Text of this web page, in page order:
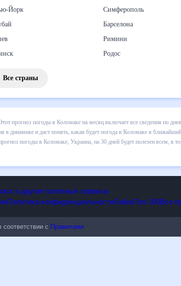
Йорк
Симферополь
Барселона
Римини
Родос
Все страны
на 30 дней. Этот прогноз погоды в Коломаке
Хорошая визуализация прогноза покажет все
к каким изменениям нужно быть готовым и как
30 дней будет полезен всем, в том числе людям,
и другие полезные сервисы
в соответствии сПравилами